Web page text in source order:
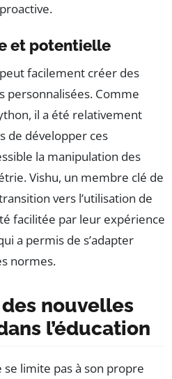
et potentielle
facilement créer des
personnalisées. Comme
il a été relativement
de développer ces
la manipulation des
Vishu, un membre clé de
vers l’utilisation de
facilitée par leur expérience
a permis de s’adapter
normes.
nouvelles
l’éducation
limite pas à son propre